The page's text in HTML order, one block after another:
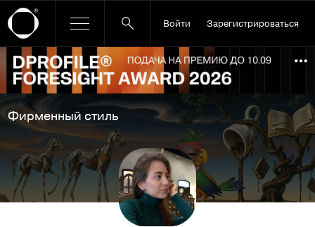
Войти Зарегистрироваться
Ссылка баннера
Фирменный стиль